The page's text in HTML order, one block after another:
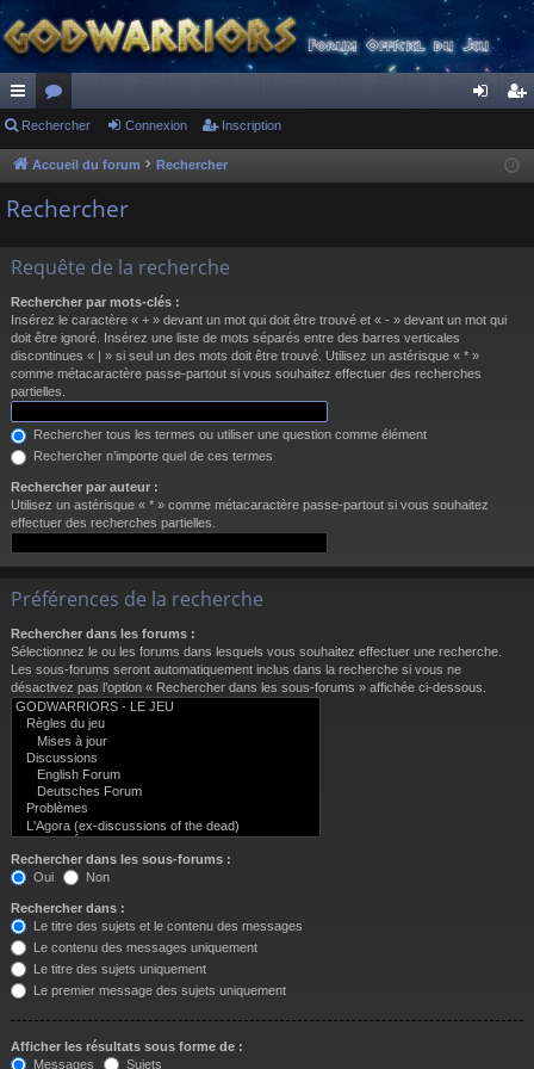
ac
co
ur
s
or
u
m
cri
Rechercher Connexion Inscription
Accueil du forum Rechercher
Rechercher
Requête de la recherche
Rechercher par mots-clés :
Insérez le caractère « + » devant un mot qui doit être trouvé et « - » devant un mot qui
doit être ignoré. Insérez une liste de mots séparés entre des barres verticales
discontinues « | » si seul un des mots doit être trouvé. Utilisez un astérisque « * »
comme métacaractère passe-partout si vous souhaitez effectuer des recherches
partielles.
Rechercher tous les termes ou utiliser une question comme élément
Rechercher n’importe quel de ces termes
Rechercher par auteur :
Utilisez un astérisque « * » comme métacaractère passe-partout si vous souhaitez
effectuer des recherches partielles.
Préférences de la recherche
Rechercher dans les forums :
Sélectionnez le ou les forums dans lesquels vous souhaitez effectuer une recherche.
Les sous-forums seront automatiquement inclus dans la recherche si vous ne
désactivez pas l’option « Rechercher dans les sous-forums » affichée ci-dessous.
Rechercher dans les sous-forums :
Oui
Non
Rechercher dans :
Le titre des sujets et le contenu des messages
Le contenu des messages uniquement
Le titre des sujets uniquement
Le premier message des sujets uniquement
Afficher les résultats sous forme de :
Messages
Sujets